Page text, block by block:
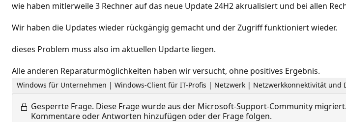
wie haben mitlerweile 3 Rechner auf das neue Update 24H2 akrualisiert und bei allen
Wir haben die Updates wieder rückgängig gemacht und der Zugriff funktioniert wieder.
dieses Problem muss also im aktuellen Updarte liegen.
Alle anderen Reparaturmöglichkeiten haben wir versucht, ohne positives Ergebnis.
Windows für Unternehmen | Windows-Client für IT-Profis | Netzwerk | Netzwerkkonnektivität und
Gesperrte Frage. Diese Frage wurde aus der Microsoft-Support-Community
Kommentare oder Antworten hinzufügen oder der Frage folgen.